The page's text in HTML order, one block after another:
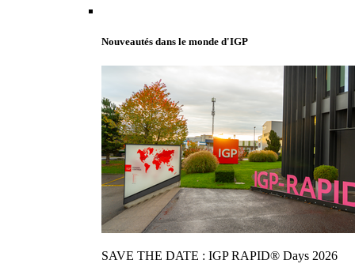
Nouveautés dans le monde d'IGP
SAVE THE DATE : IGP RAPID® Days 2026